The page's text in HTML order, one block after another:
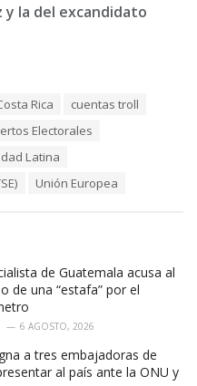
y la del excandidato
Rica
cuentas troll
Electorales
Latina
Unión Europea
de Guatemala acusa al
de una “estafa” por el
6 AGOSTO, 2026
a tres embajadoras de
al país ante la ONU y